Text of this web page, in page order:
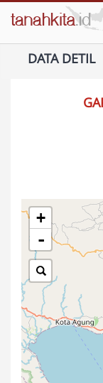
DATA DETIL
+
-